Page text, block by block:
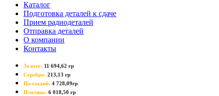
Каталог
Подготовка деталей к сдаче
Прием радиодеталей
Отправка деталей
О компании
Контакты
Золото: 11 694,62 гр
Серебро: 213,13 гр
Палладий: 4 728,09гр
Платина: 6 018,50 гр